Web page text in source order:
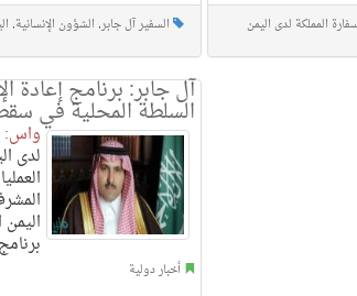
السفير آل جابر, الشؤون الإنسانية, سفارة المملكة لدى اليمن
آل جابر: برنامج إعادة
السلطة المحلية في
واس:
لدى
أخبار دولية